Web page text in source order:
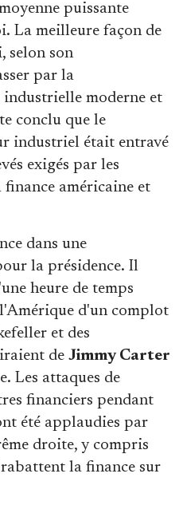
puissante
La meilleure façon de
selon son
par la
moderne et
conclu que le
industriel était entravé
exigés par les
américaine et
dans une
la présidence. Il
heure de temps
d'un complot
et des
de Jimmy Carter
Les attaques de
financiers pendant
été applaudies par
droite, y compris
la finance sur